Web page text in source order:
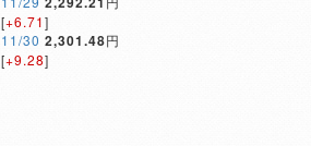
[+6.71]
11/30 2,301.48円
[+9.28]